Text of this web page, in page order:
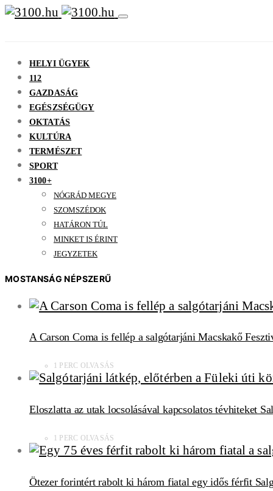
HELYI ÜGYEK
112
GAZDASÁG
EGÉSZSÉGÜGY
OKTATÁS
KULTÚRA
TERMÉSZET
SPORT
3100+
NÓGRÁD MEGYE
SZOMSZÉDOK
HATÁRON TÚL
MINKET IS ÉRINT
JEGYZETEK
MOSTANSÁG NÉPSZERŰ
A Carson Coma is fellép a salgótarjáni Macskakő
1 PERC OLVASÁS
Eloszlatta az utak locsolásával kapcsolatos tévhiteket
1 PERC OLVASÁS
Ötezer forintért rabolt ki három fiatal egy idős férfit